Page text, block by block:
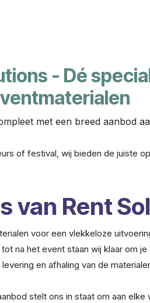
- Dé
met een breed aanbod
of festival, wij bieden de juiste
van Rent
voor een vlekkeloze
na het event staan wij klaar om
en afhaling van de
stelt ons in staat om aan